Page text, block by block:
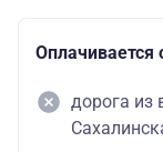
Оплачивается
дорога из